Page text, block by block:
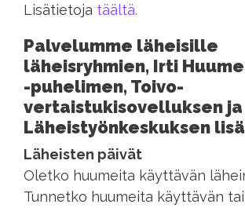
Lisätietoja täältä.
Palvelumme läheisille
läheisryhmien, Irti
-puhelimen, Toivo-
vertaistukisovelluksen ja
Läheistyönkeskuksen
Läheisten päivät
Oletko huumeita käyttävän
Tunnetko huumeita käyttävän